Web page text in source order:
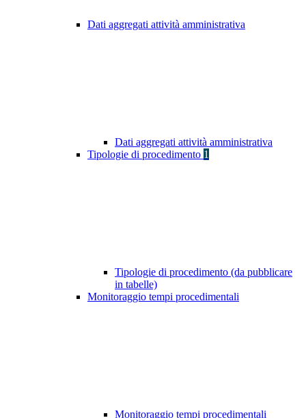
Dati aggregati attività amministrativa
Dati aggregati attività amministrativa
Tipologie di procedimento 1
Tipologie di procedimento (da pubblicare
in tabelle)
Monitoraggio tempi procedimentali
Monitoraggio tempi procedimentali